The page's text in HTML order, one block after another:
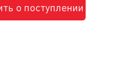
о поступлении